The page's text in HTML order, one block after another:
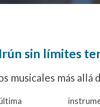
sin límites
musicales más